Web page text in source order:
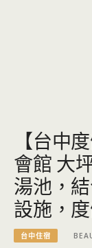
【台中
會館 大
湯池，
設施，
台中住宿